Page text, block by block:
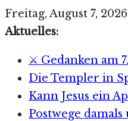
Zum
Inhalt
Freitag, August 7, 2026
Aktuelles:
⚔️ Gedanken am
Die Templer in
Kann Jesus ein
Postwege